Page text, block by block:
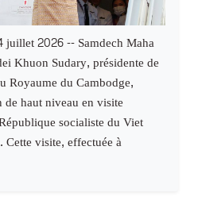
juillet 2026 -- Samdech Maha
Khuon Sudary, présidente de
Royaume du Cambodge,
haut niveau en visite
socialiste du Viet
visite, effectuée à